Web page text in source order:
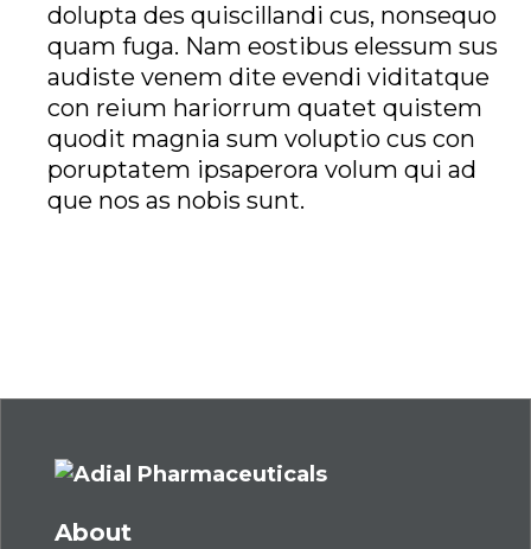
dolupta des quiscillandi cus, nonsequo
quam fuga. Nam eostibus elessum sus
audiste venem dite evendi viditatque
con reium hariorrum quatet quistem
quodit magnia sum voluptio cus con
poruptatem ipsaperora volum qui ad
que nos as nobis sunt.
About